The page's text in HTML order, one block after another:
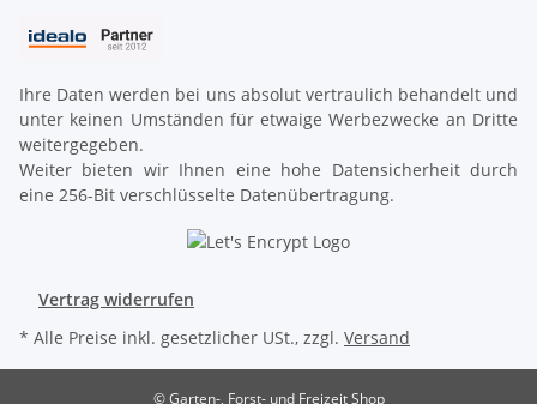
Ihre Daten werden bei uns absolut vertraulich behandelt und
unter keinen Umständen für etwaige Werbezwecke an Dritte
weitergegeben.
Weiter bieten wir Ihnen eine hohe Datensicherheit durch
eine 256-Bit verschlüsselte Datenübertragung.
Vertrag widerrufen
* Alle Preise inkl. gesetzlicher USt., zzgl. Versand
© Garten-, Forst- und Freizeit Shop